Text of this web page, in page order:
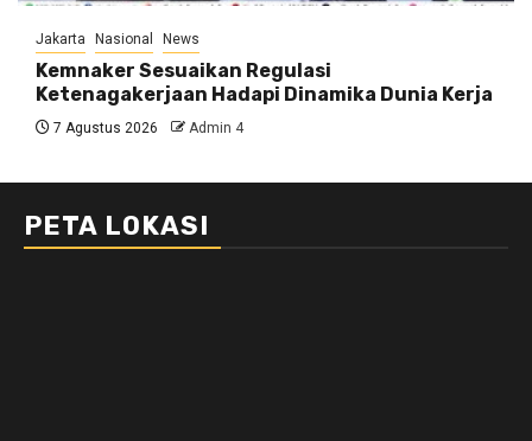
Jakarta Nasional News
Kemnaker Sesuaikan Regulasi
Ketenagakerjaan Hadapi Dinamika Dunia Kerja
7 Agustus 2026 Admin 4
PETA LOKASI